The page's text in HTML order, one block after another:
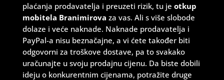
plaćanja prodavatelja i preuzeti rizik, tu je otkup
mobitela Branimirova za vas. Ali s više slobode
dolaze i veće naknade. Naknade prodavatelja i
PayPal-a nisu beznačajne, a vi ćete također biti
odgovorni za troškove dostave, pa to svakako
uračunajte u svoju prodajnu cijenu. Da biste dobili
ideju o konkurentnim cijenama, potražite druge